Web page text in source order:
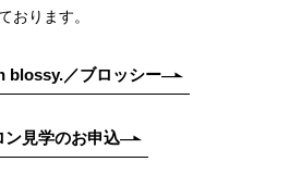
おります。
blossy.／ブロッシー
ン見学のお申込